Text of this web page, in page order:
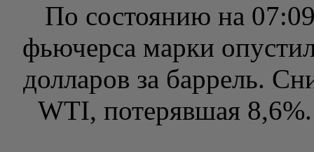
По состоянию на
фьючерса марки
долларов за баррель.
WTI, потерявшая